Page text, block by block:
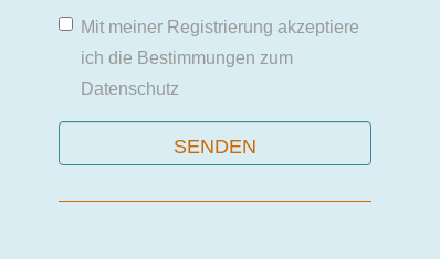
Mit meiner Registrierung akzeptiere
ich die Bestimmungen zum
Datenschutz